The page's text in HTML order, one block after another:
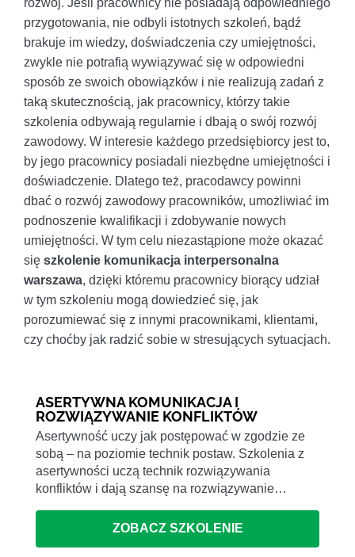
rozwój. Jeśli pracownicy nie posiadają odpowiedniego
przygotowania, nie odbyli istotnych szkoleń, bądź
brakuje im wiedzy, doświadczenia czy umiejętności,
zwykle nie potrafią wywiązywać się w odpowiedni
sposób ze swoich obowiązków i nie realizują zadań z
taką skutecznością, jak pracownicy, którzy takie
szkolenia odbywają regularnie i dbają o swój rozwój
zawodowy. W interesie każdego przedsiębiorcy jest to,
by jego pracownicy posiadali niezbędne umiejętności i
doświadczenie. Dlatego też, pracodawcy powinni
dbać o rozwój zawodowy pracowników, umożliwiać im
podnoszenie kwalifikacji i zdobywanie nowych
umiejętności. W tym celu niezastąpione może okazać
się szkolenie komunikacja interpersonalna
warszawa, dzięki któremu pracownicy biorący udział
w tym szkoleniu mogą dowiedzieć się, jak
porozumiewać się z innymi pracownikami, klientami,
czy choćby jak radzić sobie w stresujących sytuacjach.
ASERTYWNA KOMUNIKACJA I
ROZWIĄZYWANIE KONFLIKTÓW
Asertywność uczy jak postępować w zgodzie ze
sobą – na poziomie technik postaw. Szkolenia z
asertywności uczą technik rozwiązywania
konfliktów i dają szansę na rozwiązywanie…
ZOBACZ SZKOLENIE